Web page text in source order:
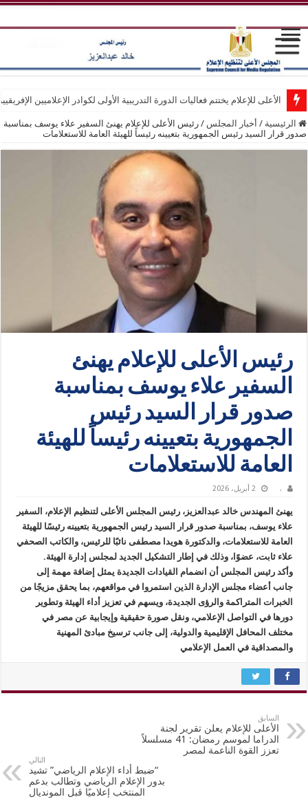
الأعلى للإعلام يختتم فعاليات الدورة التدريبية الأولى لكوادر الإعلاميين
الرئيسية / أخبار المجلس / رئيس الأعلى للإعلام يهنئ السفير علاء يوسف بمناسبة
صدور قرار السيد رئيس الجمهورية بتعيينه رئيساً للهيئة العامة للاستعلامات
رئيس الأعلى للإعلام يهنئ
السفير علاء يوسف بمناسبة
صدور قرار السيد رئيس
الجمهورية بتعيينه رئيساً للهيئة
العامة للاستعلامات
. 2 أبريل، 2026
يهنئ المهندس خالد عبدالعزيز، رئيس المجلس الأعلى لتنظيم الإعلام، السفير
علاء يوسف، بمناسبة صدور قرار السيد رئيس الجمهورية بتعيينه رئيسًا للهيئة
العامة للاستعلامات، والدكتورة هويدا مصطفى نائبًا للرئيس، والكاتب الصحفي
علاء ثابت، عضوًا، وذلك في إطار التشكيل الجديد لمجلس إدارة الهيئة.
وأكد رئيس المجلس أن انضمام القيادات الجديدة يمثل إضافة مهمة إلى
جانب أعضاء مجلس الإدارة الذين استمروا في مواقعهم، بما يحقق مزيجًا من
الخبرات المتراكمة والرؤى الجديدة، ويسهم في تعزيز أداء الهيئة وتطوير
دورها في التواصل الإعلامي، ونقل صورة حقيقية وإيجابية عن مصر في
مختلف المحافل الإقليمية والدولية، إلى جانب ترسيخ مبادئ المهنية
والمصداقية في العمل الإعلامي
السابق
الأعلى للإعلام يعلن تقرير لجنة
الدراما لموسم رمضان: 41 مسلسلاً
تعزز القوة الناعمة لمصر
التالي
“ضبط أداء الإعلام الرياضي” تشيد
بدور الإعلام الرياضي وتطالب بدعم
المنتخب إعلاميًا قبل المونديال